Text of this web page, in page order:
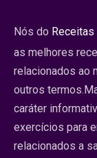
Nós do
as melhores
relacionados ao
outros
caráter
exercícios para
relacionados a